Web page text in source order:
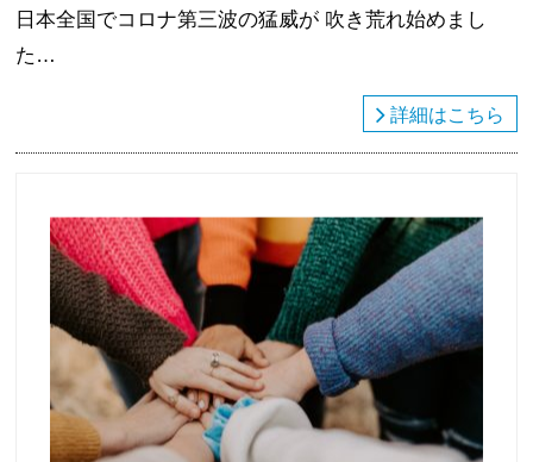
日本全国でコロナ第三波の猛威が 吹き荒れ始めまし
た…
詳細はこちら